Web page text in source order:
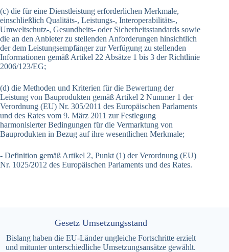
(c) die für eine Dienstleistung erforderlichen Merkmale,
einschließlich Qualitäts-, Leistungs-, Interoperabilitäts-,
Umweltschutz-, Gesundheits- oder Sicherheitsstandards sowie
die an den Anbieter zu stellenden Anforderungen hinsichtlich
der dem Leistungsempfänger zur Verfügung zu stellenden
Informationen gemäß Artikel 22 Absätze 1 bis 3 der Richtlinie
2006/123/EG;
(d) die Methoden und Kriterien für die Bewertung der
Leistung von Bauprodukten gemäß Artikel 2 Nummer 1 der
Verordnung (EU) Nr. 305/2011 des Europäischen Parlaments
und des Rates vom 9. März 2011 zur Festlegung
harmonisierter Bedingungen für die Vermarktung von
Bauprodukten in Bezug auf ihre wesentlichen Merkmale;
- Definition gemäß Artikel 2, Punkt (1) der Verordnung (EU)
Nr. 1025/2012 des Europäischen Parlaments und des Rates.
Gesetz Umsetzungsstand
Bislang haben die EU-Länder ungleiche Fortschritte erzielt
und mitunter unterschiedliche Umsetzungsansätze gewählt.